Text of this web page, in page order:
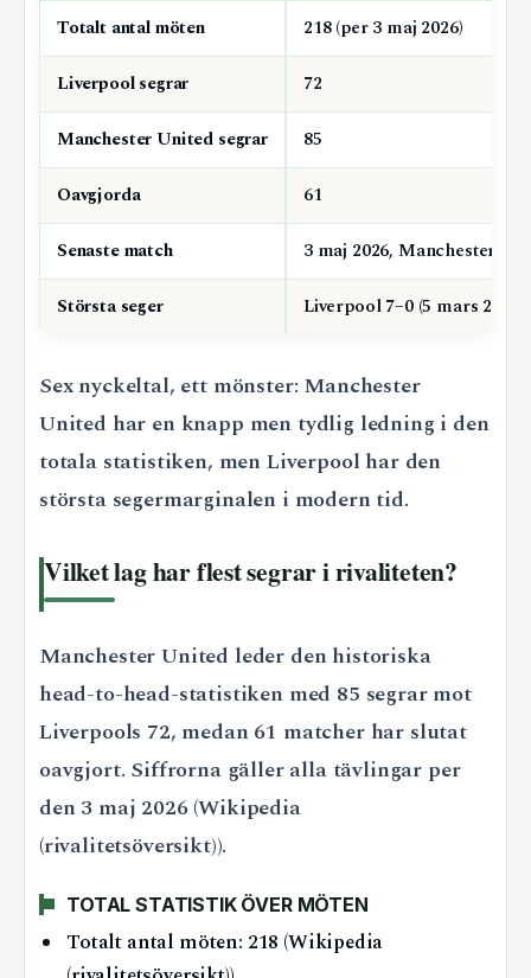
Totalt antal möten 218 (per 3 maj 2026)
Liverpool segrar 72
Manchester United segrar 85
Oavgjorda 61
Senaste match 3 maj 2026, Manchester
Största seger Liverpool 7–0 (5 mars 2023)
Sex nyckeltal, ett mönster: Manchester
United har en knapp men tydlig ledning i den
totala statistiken, men Liverpool har den
största segermarginalen i modern tid.
Vilket lag har flest segrar i rivaliteten?
Manchester United leder den historiska
head-to-head-statistiken med 85 segrar mot
Liverpools 72, medan 61 matcher har slutat
oavgjort. Siffrorna gäller alla tävlingar per
den 3 maj 2026 (Wikipedia
(rivalitetsöversikt)).
TOTAL STATISTIK ÖVER MÖTEN
Totalt antal möten: 218 (Wikipedia